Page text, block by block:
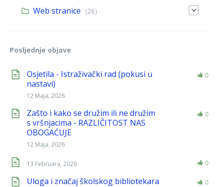
Web stranice (26)
Posljednje objave
Osjetila - Istraživački rad (pokusi u
nastavi)
12 Maja, 2026
0
Zašto i kako se družim ili ne družim
s vršnjacima - RAZLIČITOST NAS
OBOGAĆUJE
12 Maja, 2026
0
13 Februara, 2026 0
Uloga i značaj školskog bibliotekara 0